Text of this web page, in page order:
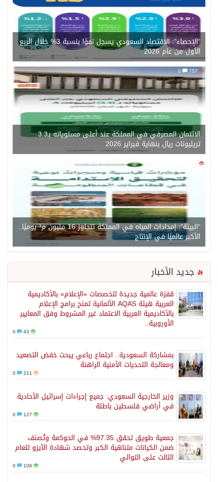
“الإحصاء”: الاقتصاد السعودي يسجل نموًا بنسبة 3% خلال الربع
الأول من عام 2026
757
0
الائتمان المصرفي في المملكة عند أعلى مستوياته بـ3.3
تريليونات ريال بنهاية فبراير 2026
1450
“البيئة”: إمدادات المياه في المملكة تتجاوز 16 مليون م³ يوميًا..
الأكبر عالميًا في الإنتاج
جديد الأخبار
قفزة عالمية جديدة لتخصصات «الإعلام» بالأكاديمية
العربية هيئة AQAS الألمانية تمنح برامج الإعلام
بالأكاديمية العربية الاعتماد غير المشروط وفق المعايير
الأوروبية..
43
بمشاركة السعودية.. اجتماع رباعي يبحث خفض التصعيد
ومعالجة التحديات الأمنية الراهنة
211
وزير الخارجية السعودي: جميع إجراءات إسرائيل الأحادية
في أراضي فلسطين باطلة
127
جمعية طويق تحقق 97.35% في الحوكمة وتُصنف
ضمن الكيانات متناهية الكبر وتحصد شهادة الآيزو للعام
الثالث على التوالي
106